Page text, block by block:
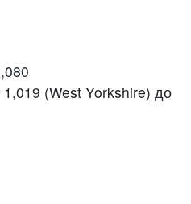
1,019 (West Yorkshire) до